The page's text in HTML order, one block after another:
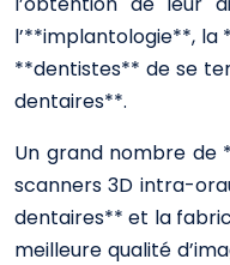
l’**implantologie**,
**dentistes** de se
dentaires**.
Un grand nombre de
scanners 3D intra-
dentaires** et la
meilleure qualité